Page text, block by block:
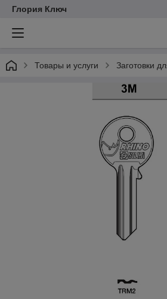
Глория Ключ
Товары и услуги Заготовки